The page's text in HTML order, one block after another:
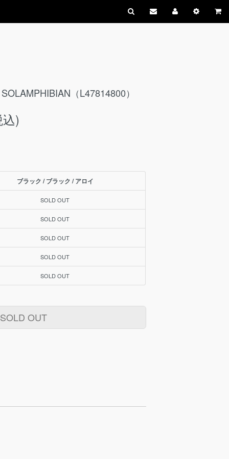
（L47814800）
)
ブラック / ブラック / アロイ
SOLD OUT
SOLD OUT
SOLD OUT
SOLD OUT
SOLD OUT
SOLD OUT